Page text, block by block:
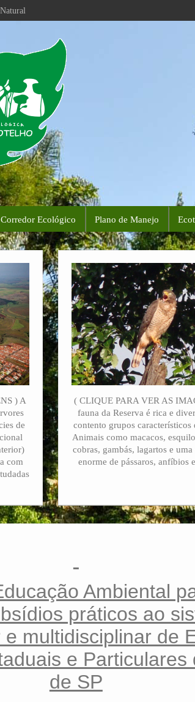
Corredor Ecológico Plano de Manejo
) A
de
com
( CLIQUE PARA VER AS
fauna da Reserva é rica e
contento grupos característicos
Animais como macacos,
cobras, gambás, lagartos e
enorme de pássaros, anfíbios
Ambiental
práticos ao
multidisciplinar de
e Particulares
de SP